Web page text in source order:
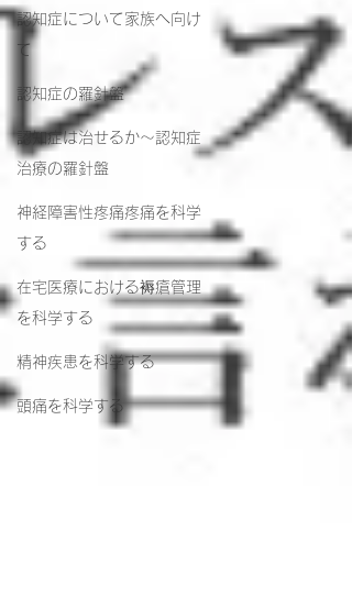
認知症について家族へ向け
て
認知症の羅針盤
認知症は治せるか～認知症
治療の羅針盤
神経障害性疼痛疼痛を科学
する
在宅医療における褥瘡管理
を科学する
精神疾患を科学する
頭痛を科学する